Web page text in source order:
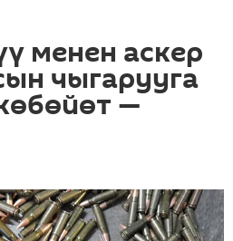
менен аскер
чыгарууга
—